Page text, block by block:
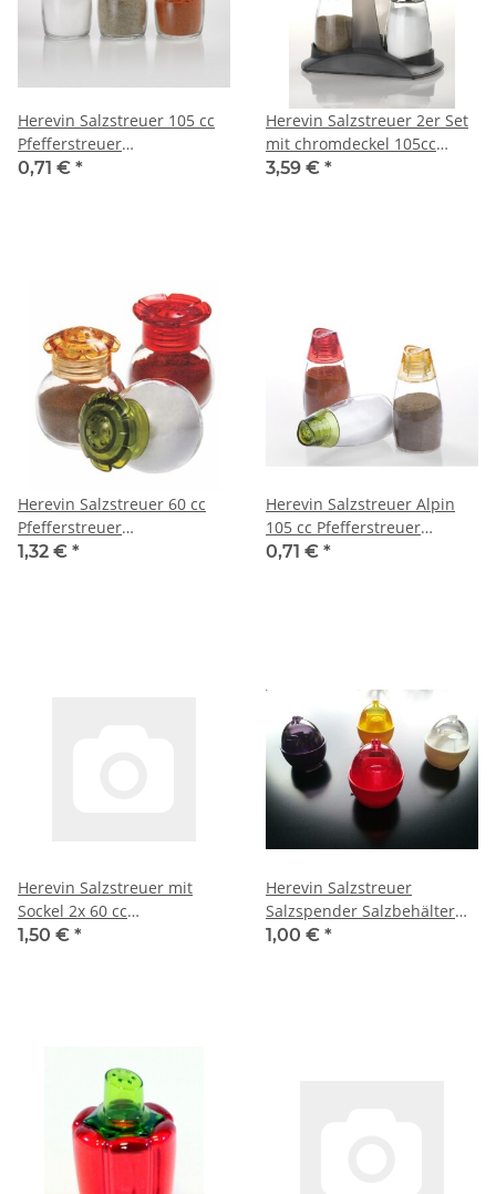
Herevin Salzstreuer 105 cc
Pfefferstreuer
Pfefferbehälter
0,71 € *
Herevin Salzstreuer 2er Set
mit chromdeckel 105cc
Pfefferstreuer
3,59 € *
Herevin Salzstreuer 60 cc
Pfefferstreuer
Pfefferbehälter
1,32 € *
Herevin Salzstreuer Alpin
105 cc Pfefferstreuer
Pfefferbehälter
0,71 € *
Herevin Salzstreuer mit
Sockel 2x 60 cc
Pfefferstreuer Gewürze
1,50 € *
Herevin Salzstreuer
Salzspender Salzbehälter
Pfefferstreuer Eiform Deko
1,00 € *